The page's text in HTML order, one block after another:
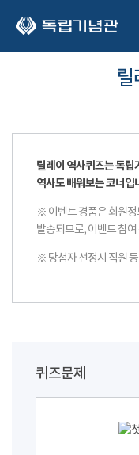
릴
릴레이 역사퀴즈는 독립
역사도 배워보는 코너입
※ 이벤트 경품은 회원
발송되므로, 이벤트 참
※ 당첨자 선정시 직원
퀴즈문제